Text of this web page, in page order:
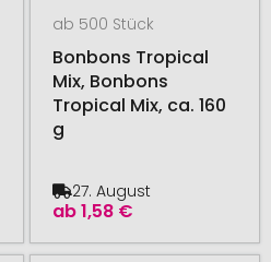
ab 500 Stück
Bonbons Tropical
Mix, Bonbons
Tropical Mix, ca. 160
g
ab1,58 €
27. August